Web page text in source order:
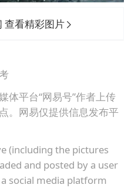
查看精彩图片
体平台“网易号”作者上传
。网易仅提供信息发布平
(including the pictures
and posted by a user
social media platform